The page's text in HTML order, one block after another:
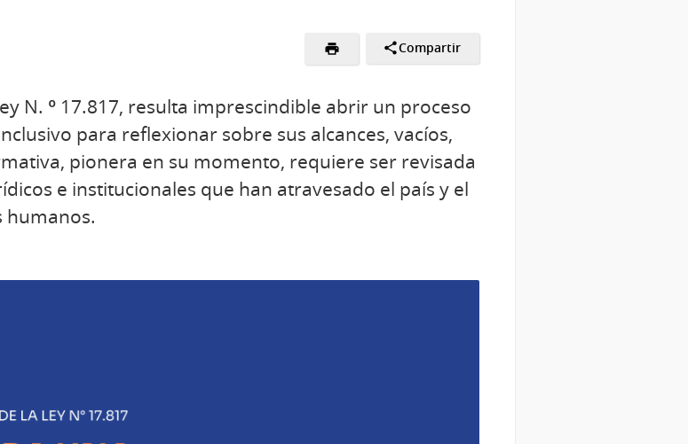
Compartir
N. º 17.817, resulta imprescindible abrir un proceso
para reflexionar sobre sus alcances, vacíos,
pionera en su momento, requiere ser revisada
e institucionales que han atravesado el país y el
humanos.